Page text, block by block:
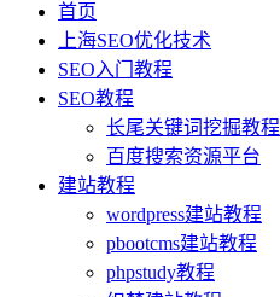
首页
上海SEO优化技术
SEO入门教程
SEO教程
长尾关键词挖掘教程
百度搜索资源平台
建站教程
wordpress建站教程
pbootcms建站教程
phpstudy教程